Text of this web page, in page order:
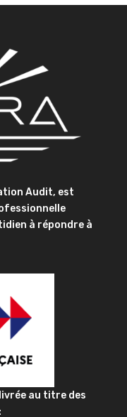
Audit, est
à répondre à
au titre des